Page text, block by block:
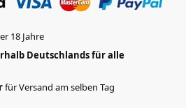
18 Jahre
Deutschlands für alle
für Versand am selben Tag